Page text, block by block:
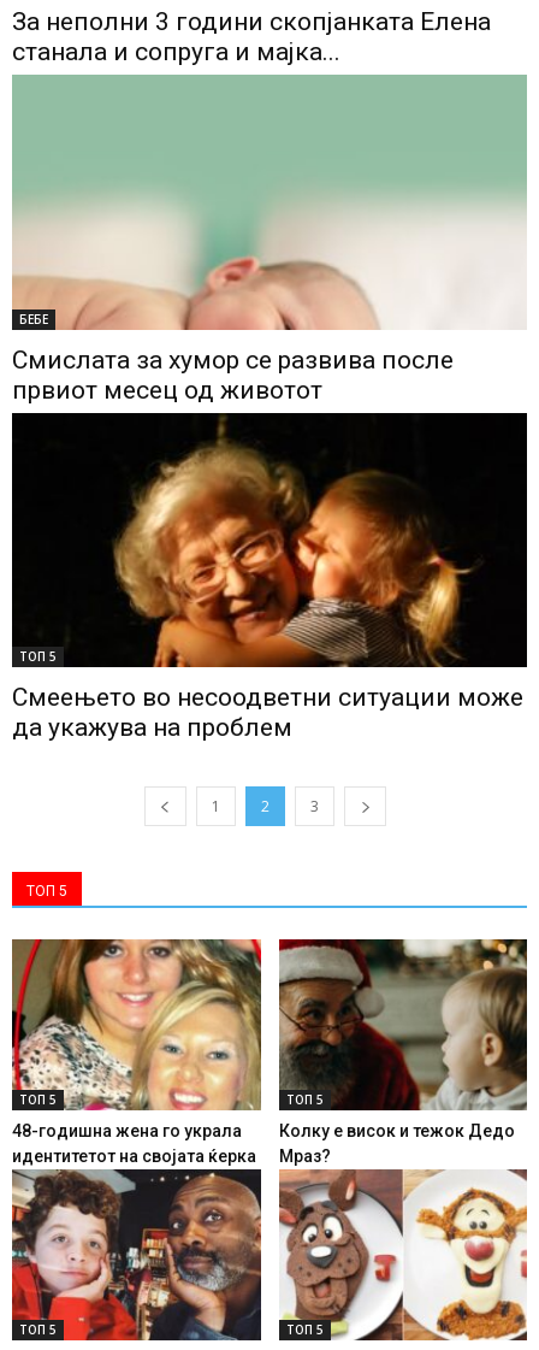
За неполни 3 години скопјанката Елена
станала и сопруга и мајка...
БЕБЕ
Смислата за хумор се развива после
првиот месец од животот
ТОП 5
Смеењето во несоодветни ситуации може
да укажува на проблем
1 2 3
ТОП 5
ТОП 5
48-годишна жена го украла
идентитетот на својата ќерка
ТОП 5
Колку е висок и тежок Дедо
Мраз?
ТОП 5 ТОП 5